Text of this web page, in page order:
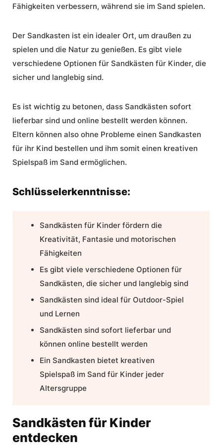
Fähigkeiten verbessern, während sie im Sand spielen.
Der Sandkasten ist ein idealer Ort, um draußen zu
spielen und die Natur zu genießen. Es gibt viele
verschiedene Optionen für Sandkästen für Kinder, die
sicher und langlebig sind.
Es ist wichtig zu betonen, dass Sandkästen sofort
lieferbar sind und online bestellt werden können.
Eltern können also ohne Probleme einen Sandkasten
für ihr Kind bestellen und ihm somit einen kreativen
Spielspaß im Sand ermöglichen.
Schlüsselerkenntnisse:
Sandkästen für Kinder fördern die
Kreativität, Fantasie und motorischen
Fähigkeiten
Es gibt viele verschiedene Optionen für
Sandkästen, die sicher und langlebig sind
Sandkästen sind ideal für Outdoor-Spiel
und Lernen
Sandkästen sind sofort lieferbar und
können online bestellt werden
Ein Sandkasten bietet kreativen
Spielspaß im Sand für Kinder jeder
Altersgruppe
Sandkästen für Kinder
entdecken